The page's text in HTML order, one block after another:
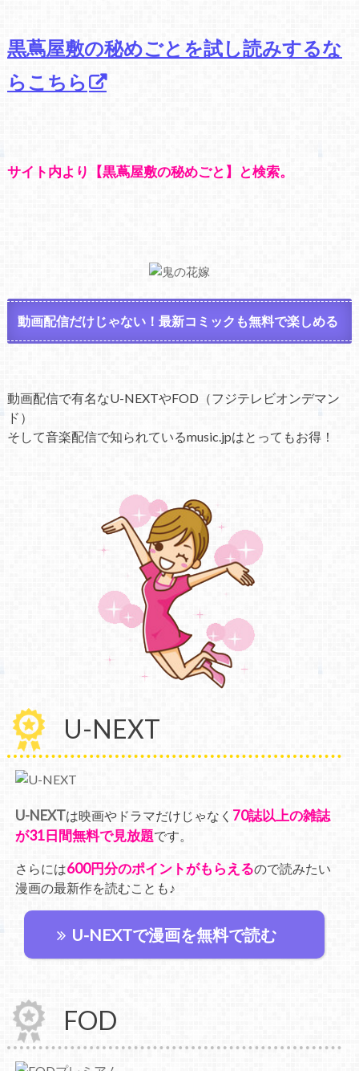
黒蔦屋敷の秘めごとを試し読みするな
らこちら
サイト内より【黒蔦屋敷の秘めごと】と検索。
動画配信だけじゃない！最新コミックも無料で楽しめる
動画配信で有名なU-NEXTやFOD（フジテレビオンデマン
ド）
そして音楽配信で知られているmusic.jpはとってもお得！
U-NEXT
U-NEXTは映画やドラマだけじゃなく 70誌以上の雑誌
が31日間無料で見放題です。
さらには600円分のポイントがもらえるので読みたい
漫画の最新作を読むことも♪
U-NEXTで漫画を無料で読む
FOD